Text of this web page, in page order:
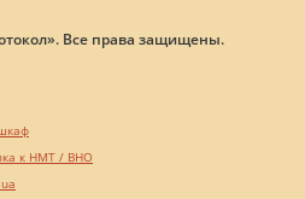
Все права защищены.
к НМТ / ВНО